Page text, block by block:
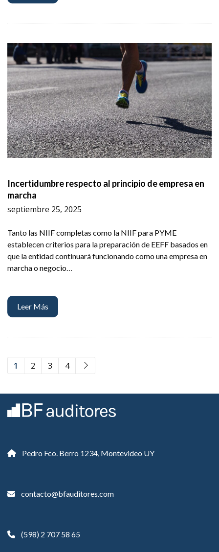
Incertidumbre respecto al principio de empresa en
marcha
septiembre 25, 2025
Tanto las NIIF completas como la NIIF para PYME
establecen criterios para la preparación de EEFF basados en
que la entidad continuará funcionando como una empresa en
marcha o negocio…
Leer Más
1 2 3 4
Pedro Fco. Berro 1234, Montevideo UY
contacto@bfauditores.com
(598) 2 707 58 65